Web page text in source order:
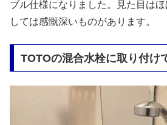
ブル仕様になりました。見た目は
しては感慨深いものがあります。
TOTOの混合水栓に取り付け